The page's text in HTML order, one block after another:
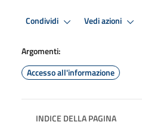
Condividi Vedi azioni
Argomenti:
Accesso all'informazione
INDICE DELLA PAGINA